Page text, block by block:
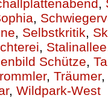
,
,
, Selbstkritik,
, Stalinallee
Schütze,
, Träumer,
, Wildpark-West